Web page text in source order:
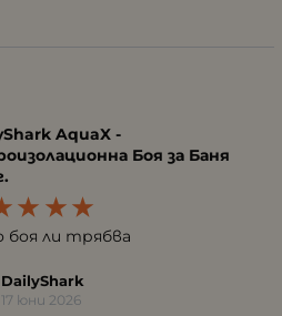
AquaX -
Боя за Баня
боя ли трябва
DailyShark
17 юни 2026